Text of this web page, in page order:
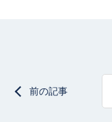
前の記事